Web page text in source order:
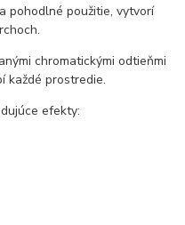
pohodlné použitie, vytvorí
chromatickými odtieňmi
každé prostredie.
efekty: